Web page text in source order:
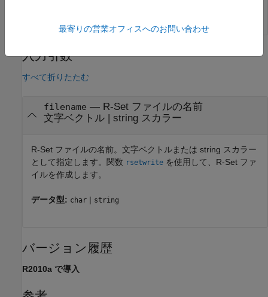
入力引数
すべて折りたたむ
filename — R-Set ファイルの名前
文字ベクトル| string スカラー
R-Set ファイルの名前。文字ベクトルまたは string スカラー
として指定します。関数 rsetwrite を使用して、R-Set ファ
イルを作成します。
データ型: char | string
バージョン履歴
R2010a で導入
最寄りの営業オフィスへのお問い合わせ